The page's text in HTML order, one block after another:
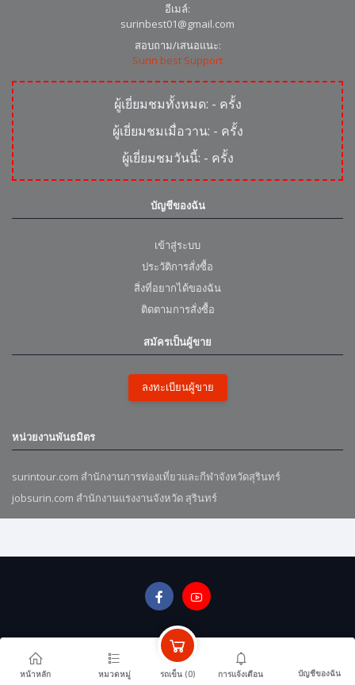
อีเมล์:
surinbest01@gmail.com
สอบถาม/เสนอแนะ:
Surin best Support
ผู้เยี่ยมชมทั้งหมด: - ครั้ง
ผู้เยี่ยมชมเมื่อวาน: - ครั้ง
ผู้เยี่ยมชมวันนี้: - ครั้ง
บัญชีของฉัน
เข้าสู่ระบบ
ประวัติการสั่งซื้อ
สิ่งที่อยากได้ของฉัน
ติดตามการสั่งซื้อ
สมัครเป็นผู้ขาย
ลงทะเบียนผู้ขาย
หน่วยงานพันธมิตร
surintour.com สำนักงานการท่องเที่ยวและกีฬาจังหวัดสุรินทร์
jobsurin.com สำนักงานแรงงานจังหวัด สุรินทร์
หน้าหลัก หมวดหมู่ รถเข็น (0) การแจ้งเตือน บัญชีของฉัน